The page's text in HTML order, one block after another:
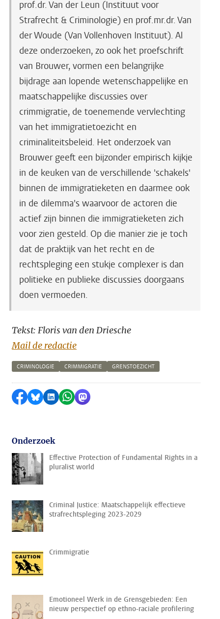
prof.dr. Van der Leun (Instituut voor
Strafrecht & Criminologie) en prof.mr.dr. Van
der Woude (Van Vollenhoven Instituut). Al
deze onderzoeken, zo ook het proefschrift
van Brouwer, vormen een belangrijke
bijdrage aan lopende wetenschappelijke en
maatschappelijke discussies over
crimmigratie, de toenemende vervlechting
van het immigratietoezicht en
criminaliteitsbeleid. Het onderzoek van
Brouwer geeft een bijzonder empirisch kijkje
in de keuken van de verschillende 'schakels'
binnen de immigratieketen en daarmee ook
in de dilemma's waarvoor de actoren die
actief zijn binnen die immigratieketen zich
voor zien gesteld. Op die manier zie je toch
dat de praktijk van het recht en de
rechtspleging een stukje complexer is dan
politieke en publieke discussies doorgaans
doen vermoeden.
Tekst: Floris van den Driesche
Mail de redactie
CRIMINOLOGIE CRIMMIGRATIE GRENSTOEZICHT
Delen op Facebook
Delen via Bluesky
Delen op LinkedIn
Delen via WhatsApp
Delen via Mastodon
Onderzoek
Effective Protection of Fundamental Rights in a
pluralist world
Criminal Justice: Maatschappelijk effectieve
strafrechtspleging 2023-2029
Crimmigratie
Emotioneel Werk in de Grensgebieden: Een
nieuw perspectief op ethno-raciale profilering